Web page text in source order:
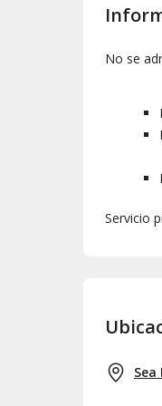
No se
Servicio